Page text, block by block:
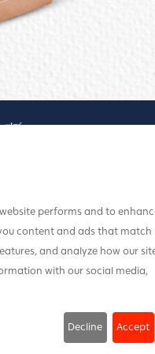
Thailand
performs and to
content and ads that match
and analyze how our
with our social media,
Decline Accept